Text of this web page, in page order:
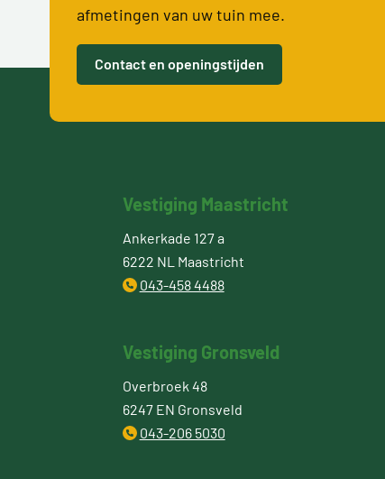
afmetingen van uw tuin mee.
Contact en openingstijden
Vestiging Maastricht
Ankerkade 127 a
6222 NL Maastricht
043-458 4488
Vestiging Gronsveld
Overbroek 48
6247 EN Gronsveld
043-206 5030